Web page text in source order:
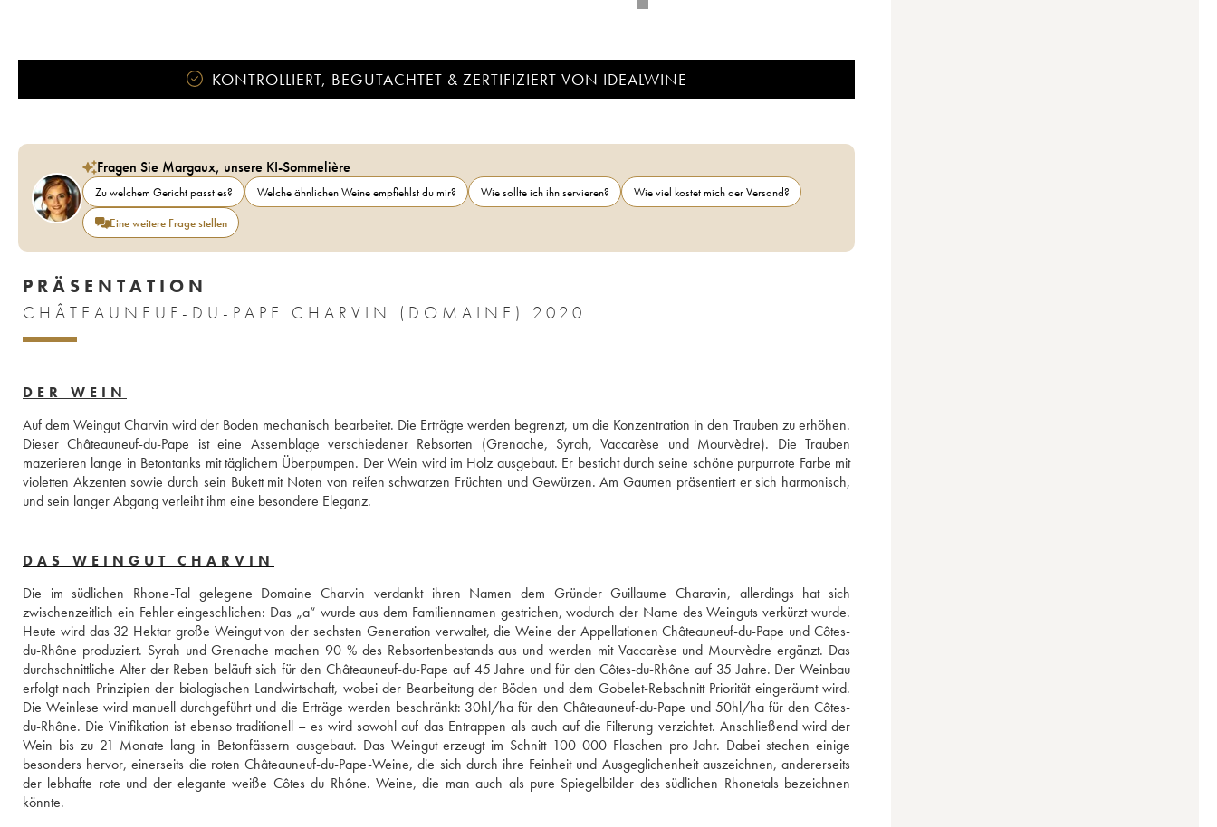
KONTROLLIERT, BEGUTACHTET & ZERTIFIZIERT VON IDEALWINE
Fragen Sie Margaux, unsere KI-Sommelière
Zu welchem Gericht passt es? Welche ähnlichen Weine empfiehlst du mir? Wie sollte ich ihn servieren?
Wie viel kostet mich der Versand?
Eine weitere Frage stellen
PRÄSENTATION
CHÂTEAUNEUF-DU-PAPE CHARVIN (DOMAINE) 2020
DER WEIN
Auf dem Weingut Charvin wird der Boden mechanisch bearbeitet. Die Erträgte werden begrenzt, um die Konzentration in den Trauben zu erhöhen.
Dieser Châteauneuf-du-Pape ist eine Assemblage verschiedener Rebsorten (Grenache, Syrah, Vaccarèse und Mourvèdre). Die Trauben
mazerieren lange in Betontanks mit täglichem Überpumpen. Der Wein wird im Holz ausgebaut. Er besticht durch seine schöne purpurrote Farbe mit
violetten Akzenten sowie durch sein Bukett mit Noten von reifen schwarzen Früchten und Gewürzen. Am Gaumen präsentiert er sich harmonisch,
und sein langer Abgang verleiht ihm eine besondere Eleganz.
DAS WEINGUT CHARVIN
Die im südlichen Rhone-Tal gelegene Domaine Charvin verdankt ihren Namen dem Gründer Guillaume Charavin, allerdings hat sich
zwischenzeitlich ein Fehler eingeschlichen: Das „a“ wurde aus dem Familiennamen gestrichen, wodurch der Name des Weinguts verkürzt wurde.
Heute wird das 32 Hektar große Weingut von der sechsten Generation verwaltet, die Weine der Appellationen Châteauneuf-du-Pape und Côtes-
du-Rhône produziert. Syrah und Grenache machen 90 % des Rebsortenbestands aus und werden mit Vaccarèse und Mourvèdre ergänzt. Das
durchschnittliche Alter der Reben beläuft sich für den Châteauneuf-du-Pape auf 45 Jahre und für den Côtes-du-Rhône auf 35 Jahre. Der Weinbau
erfolgt nach Prinzipien der biologischen Landwirtschaft, wobei der Bearbeitung der Böden und dem Gobelet-Rebschnitt Priorität eingeräumt wird.
Die Weinlese wird manuell durchgeführt und die Erträge werden beschränkt: 30hl/ha für den Châteauneuf-du-Pape und 50hl/ha für den Côtes-
du-Rhône. Die Vinifikation ist ebenso traditionell – es wird sowohl auf das Entrappen als auch auf die Filterung verzichtet. Anschließend wird der
Wein bis zu 21 Monate lang in Betonfässern ausgebaut. Das Weingut erzeugt im Schnitt 100 000 Flaschen pro Jahr. Dabei stechen einige
besonders hervor, einerseits die roten Châteauneuf-du-Pape-Weine, die sich durch ihre Feinheit und Ausgeglichenheit auszeichnen, andererseits
der lebhafte rote und der elegante weiße Côtes du Rhône. Weine, die man auch als pure Spiegelbilder des südlichen Rhonetals bezeichnen
könnte.